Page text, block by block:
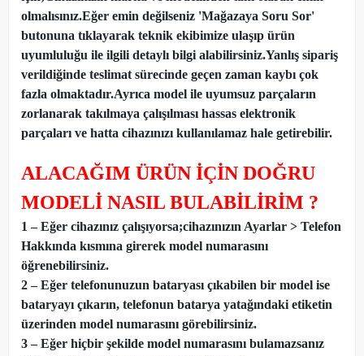
olmalısınız.Eğer emin değilseniz 'Mağazaya Soru Sor'
butonuna tıklayarak teknik ekibimize ulaşıp ürün
uyumluluğu ile ilgili detaylı bilgi alabilirsiniz.Yanlış sipariş
verildiğinde teslimat sürecinde geçen zaman kaybı çok
fazla olmaktadır.Ayrıca model ile uyumsuz parçaların
zorlanarak takılmaya çalışılması hassas elektronik
parçaları ve hatta cihazınızı kullanılamaz hale getirebilir.
ALACAĞIM ÜRÜN İÇİN DOĞRU
MODELİ NASIL BULABİLİRİM ?
1 – Eğer cihazınız çalışıyorsa;cihazınızın Ayarlar > Telefon
Hakkında kısmına girerek model numarasını
öğrenebilirsiniz.
2 – Eğer telefonunuzun bataryası çıkabilen bir model ise
bataryayı çıkarın, telefonun batarya yatağındaki etiketin
üzerinden model numarasını görebilirsiniz.
3 – Eğer hiçbir şekilde model numarasını bulamazsanız